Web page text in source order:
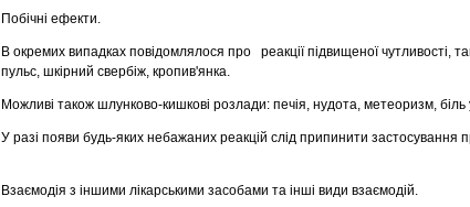
Побічні ефекти.
В окремих випадках повідомлялося про реакції підвищеної чутливості,
пульс, шкірний свербіж, кропив'янка.
Можливі також шлунково-кишкові розлади: печія, нудота, метеоризм,
У разі появи будь-яких небажаних реакцій слід припинити застосування
Взаємодія з іншими лікарськими засобами та інші види взаємодій.